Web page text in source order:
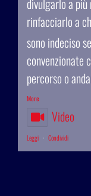
divulgarlo a
rinfacciarlo a
sono indeciso
convenzionate
percorso o
More
Video
Leggi · Condividi